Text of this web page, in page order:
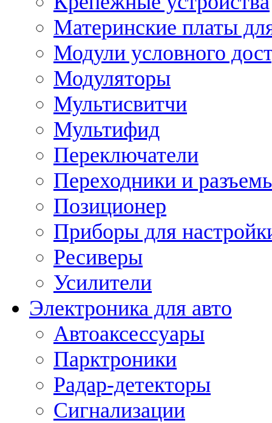
Материнские платы
Модули условного
Модуляторы
Мультисвитчи
Мультифид
Переключатели
Переходники и
Позиционер
Приборы для
Ресиверы
Усилители
Электроника для авто
Автоаксессуары
Парктроники
Радар-детекторы
Сигнализации